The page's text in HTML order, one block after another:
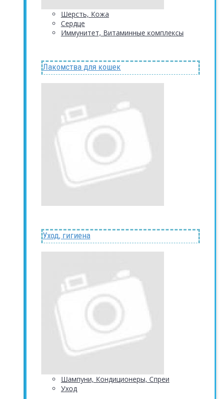
Шерсть, Кожа
Сердце
Иммунитет, Витаминные комплексы
Лакомства для кошек
Уход, гигиена
Шампуни, Кондиционеры, Спреи
Уход